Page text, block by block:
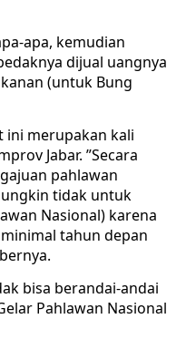
apa, kemudian
dijual uangnya
(untuk Bung
ini merupakan kali
Jabar. ”Secara
pahlawan
tidak untuk
Nasional) karena
tahun depan
bisa berandai-andai
Pahlawan Nasional